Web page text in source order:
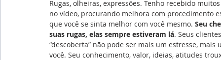
Rugas, olheiras, expressões. Tenho recebido
no vídeo, procurando melhora com procedimento
que você se sinta melhor com você mesmo. Seu
suas rugas, elas sempre estiveram lá. Seus
“descoberta” não pode ser mais um estresse,
você. Seu conhecimento, valor, ideias, atitudes